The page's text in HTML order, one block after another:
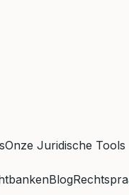
Onze Juridische Tools
Blog